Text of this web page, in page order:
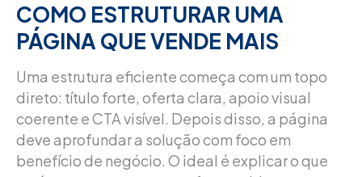
COMO ESTRUTURAR UMA
PÁGINA QUE VENDE MAIS
Uma estrutura eficiente começa com um topo
direto: título forte, oferta clara, apoio visual
coerente e CTA visível. Depois disso, a página
deve aprofundar a solução com foco em
benefício de negócio. O ideal é explicar o que